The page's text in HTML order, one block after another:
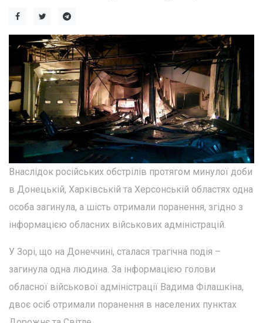
Внаслідок російських обстрілів протягом минулої доби
в Донецькій, Харківській та Херсонській областях одна
особа загинула, а шість отримали поранення, згідно з
інформацією обласних військових адміністрацій.
У Зорі, що на Донеччині, сталася трагічна подія –
загинула одна людина. За інформацією голови
обласної військової адміністрації Вадима Філашкіна,
двоє осіб отримали поранення в населених пунктах